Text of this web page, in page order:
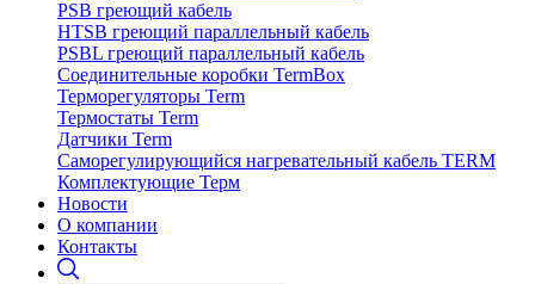
PSB греющий кабель
HTSB греющий параллельный кабель
PSBL греющий параллельный кабель
Соединительные коробки TermBox
Терморегуляторы Term
Термостаты Term
Датчики Term
Саморегулирующийся нагревательный кабель TERM
Комплектующие Терм
Новости
О компании
Контакты